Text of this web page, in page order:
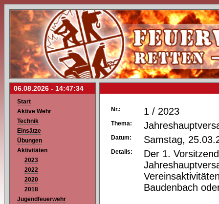
06.08.2026 - 14:47:34
Start
Aktive Wehr
Technik
Einsätze
Übungen
Aktivitäten
2023
2022
2020
2018
Jugendfeuerwehr
Nr.: 1 / 2023
Thema:
Datum: Samstag,
Details:
Der 1.
Baudenbach